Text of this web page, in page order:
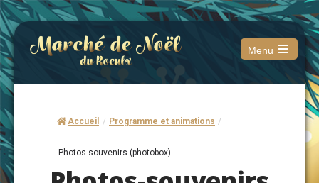
Menu
Open
main
Accueil / Programme et animations /
Photos-souvenirs (photobox)